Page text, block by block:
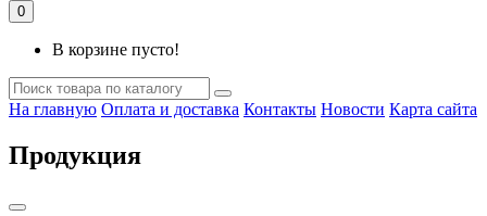
0
В корзине пусто!
На главную Оплата и доставка Контакты Новости Карта сайта
Продукция